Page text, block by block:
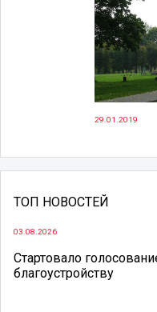
29.01.2019
ТОП НОВОСТЕЙ
03.08.2026
Стартовало
благоустройству